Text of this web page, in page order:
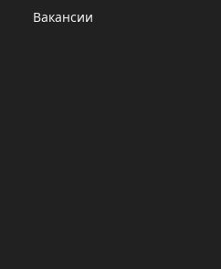
Вакансии